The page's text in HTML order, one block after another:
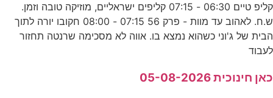
קליפ טיים 06:30 - 07:15 קליפים ישראליים, מוזיקה טובה וזמן.
ש.ח. לאהוב עד מוות - פרק 56 07:15 - 08:00 חקובו יורה לתוך
הבית של ג'וני כשהוא נמצא בו. אווה לא מסכימה שרנטה תחזור
לעבוד
כאן חינוכית 05-08-2026